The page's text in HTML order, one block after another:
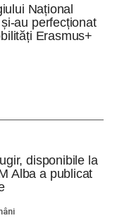
Național
au perfecționat
Erasmus+
disponibile la
Alba a publicat